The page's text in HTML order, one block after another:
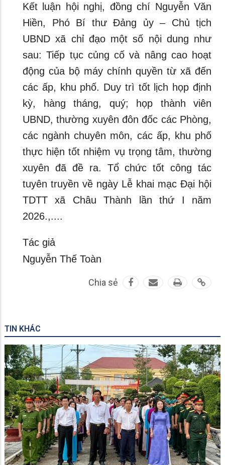
Kết luận hội nghị, đồng chí Nguyễn Văn
Hiền, Phó Bí thư Đảng ủy – Chủ tịch
UBND xã chỉ đạo một số nội dung như
sau: Tiếp tục củng cố và nâng cao hoạt
động của bộ máy chính quyền từ xã đến
các ấp, khu phố. Duy trì tốt lịch họp định
kỳ, hàng tháng, quý; họp thành viên
UBND, thường xuyên đôn đốc các Phòng,
các ngành chuyên môn, các ấp, khu phố
thực hiện tốt nhiệm vụ trọng tâm, thường
xuyên đã đề ra. Tổ chức tốt công tác
tuyên truyền về ngày Lễ khai mạc Đại hội
TDTT xã Châu Thành lần thứ I năm
2026.,....
Tác giả
Nguyễn Thế Toàn
Chia sẻ
TIN KHÁC